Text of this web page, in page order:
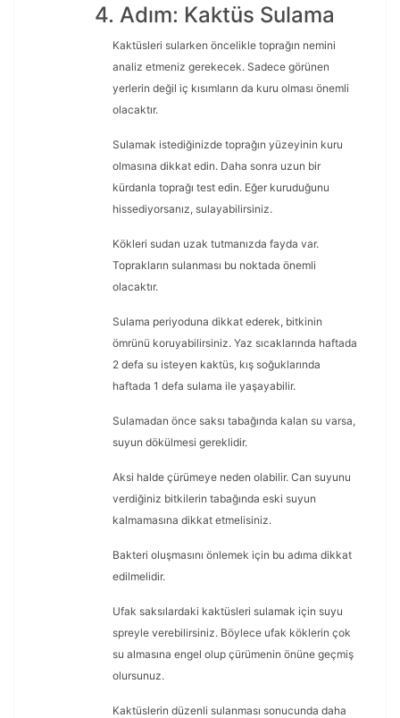
4. Adım: Kaktüs Sulama
Kaktüsleri sularken öncelikle toprağın nemini
analiz etmeniz gerekecek. Sadece görünen
yerlerin değil iç kısımların da kuru olması önemli
olacaktır.
Sulamak istediğinizde toprağın yüzeyinin kuru
olmasına dikkat edin. Daha sonra uzun bir
kürdanla toprağı test edin. Eğer kuruduğunu
hissediyorsanız, sulayabilirsiniz.
Kökleri sudan uzak tutmanızda fayda var.
Toprakların sulanması bu noktada önemli
olacaktır.
Sulama periyoduna dikkat ederek, bitkinin
ömrünü koruyabilirsiniz. Yaz sıcaklarında haftada
2 defa su isteyen kaktüs, kış soğuklarında
haftada 1 defa sulama ile yaşayabilir.
Sulamadan önce saksı tabağında kalan su varsa,
suyun dökülmesi gereklidir.
Aksi halde çürümeye neden olabilir. Can suyunu
verdiğiniz bitkilerin tabağında eski suyun
kalmamasına dikkat etmelisiniz.
Bakteri oluşmasını önlemek için bu adıma dikkat
edilmelidir.
Ufak saksılardaki kaktüsleri sulamak için suyu
spreyle verebilirsiniz. Böylece ufak köklerin çok
su almasına engel olup çürümenin önüne geçmiş
olursunuz.
Kaktüslerin düzenli sulanması sonucunda daha